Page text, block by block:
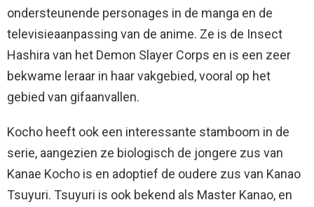
ondersteunende personages in de manga en de
televisieaanpassing van de anime. Ze is de Insect
Hashira van het Demon Slayer Corps en is een zeer
bekwame leraar in haar vakgebied, vooral op het
gebied van gifaanvallen.
Kocho heeft ook een interessante stamboom in de
serie, aangezien ze biologisch de jongere zus van
Kanae Kocho is en adoptief de oudere zus van Kanao
Tsuyuri. Tsuyuri is ook bekend als Master Kanao, en